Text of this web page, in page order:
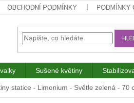
OBCHODNÍ PODMÍNKY PODMÍNKY
Sušené květiny
statice - Limonium - Světle zelená - 70